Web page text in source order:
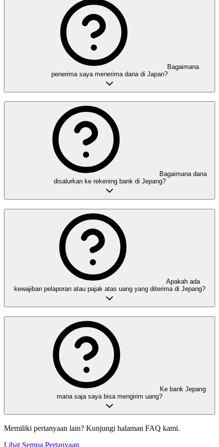
Bagaimana
penerima saya menerima dana di Japan?
Bagaimana dana
disalurkan ke rekening bank di Jepang?
Apakah ada
kewajiban pelaporan atau pajak atas uang yang diterima di Jepang?
Ke bank Jepang
mana saja saya bisa mengirim uang?
Memiliki pertanyaan lain? Kunjungi halaman FAQ kami.
Lihat Semua Pertanyaan